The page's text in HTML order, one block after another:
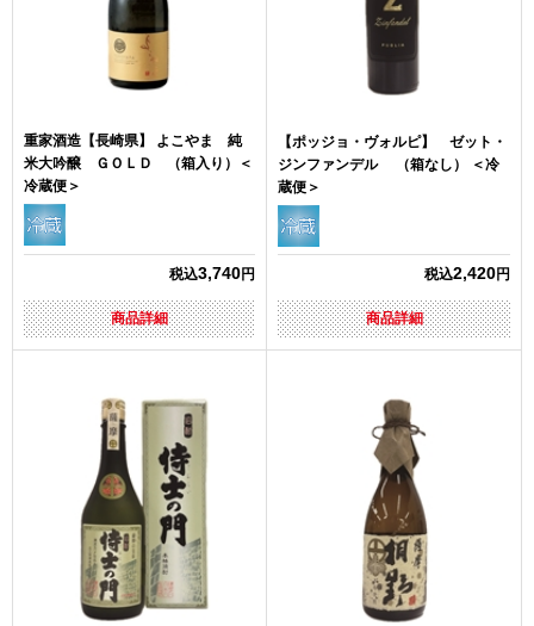
重家酒造【長崎県】 よこやま 純
米大吟醸 ＧＯＬＤ （箱入り）＜
冷蔵便＞
税込3,740円
商品詳細
【ポッジョ・ヴォルピ】 ゼット・
ジンファンデル （箱なし） ＜冷
蔵便＞
税込2,420円
商品詳細